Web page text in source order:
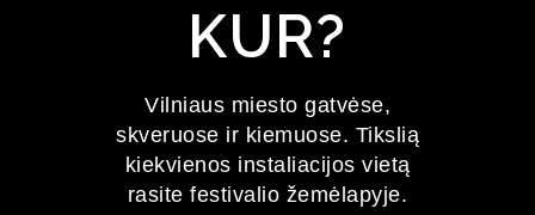
KUR?
Vilniaus miesto gatvėse,
skveruose ir kiemuose. Tikslią
kiekvienos instaliacijos vietą
rasite festivalio žemėlapyje.